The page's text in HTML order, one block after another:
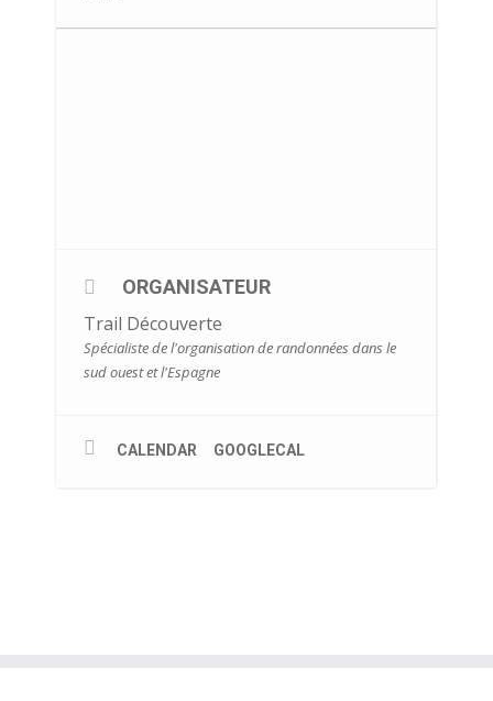
ORGANISATEUR
Trail Découverte
Spécialiste de l'organisation de randonnées dans le
sud ouest et l'Espagne
CALENDAR GOOGLECAL